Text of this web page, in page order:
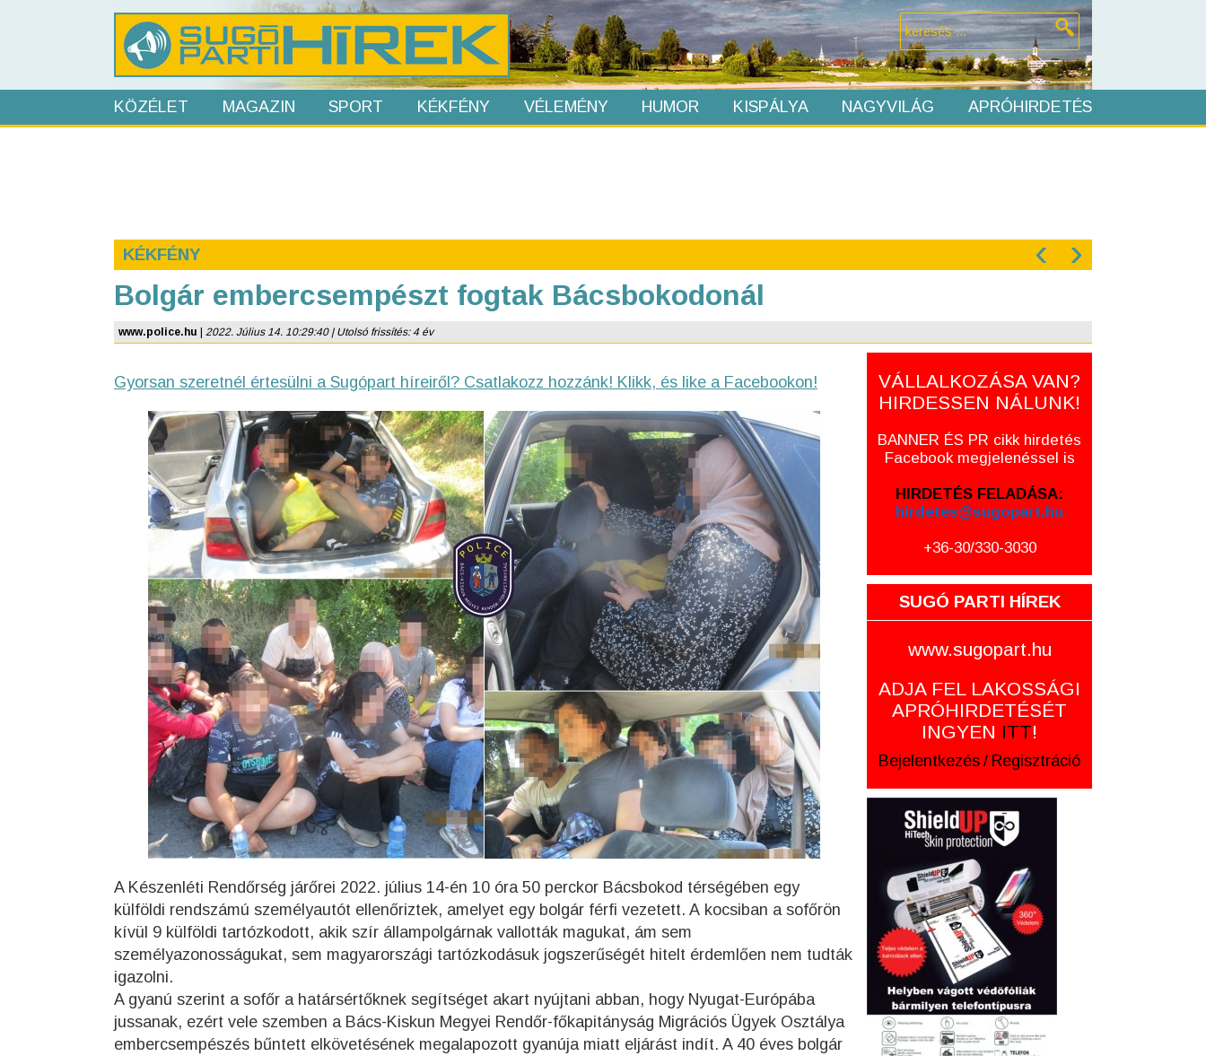
KÖZÉLET MAGAZIN SPORT KÉKFÉNY VÉLEMÉNY HUMOR KISPÁLYA NAGYVILÁG APRÓHIRDETÉS
KÉKFÉNY ‹ ›
Bolgár embercsempészt fogtak Bácsbokodonál
www.police.hu 2022. Július 14. 10:29:40 | Utolsó frissítés: 4 év
Gyorsan szeretnél értesülni a Sugópart híreiről? Csatlakozz hozzánk! Klikk, és like a Facebookon!
A Készenléti Rendőrség járőrei 2022. július 14-én 10 óra 50 perckor Bácsbokod térségében egy
külföldi rendszámú személyautót ellenőriztek, amelyet egy bolgár férfi vezetett. A kocsiban a sofőrön
kívül 9 külföldi tartózkodott, akik szír állampolgárnak vallották magukat, ám sem
személyazonosságukat, sem magyarországi tartózkodásuk jogszerűségét hitelt érdemlően nem tudták
igazolni.
A gyanú szerint a sofőr a határsértőknek segítséget akart nyújtani abban, hogy Nyugat-Európába
jussanak, ezért vele szemben a Bács-Kiskun Megyei Rendőr-főkapitányság Migrációs Ügyek Osztálya
embercsempészés bűntett elkövetésének megalapozott gyanúja miatt eljárást indít. A 40 éves bolgár
VÁLLALKOZÁSA VAN?
HIRDESSEN NÁLUNK!
BANNER ÉS PR cikk hirdetés
Facebook megjelenéssel is
HIRDETÉS FELADÁSA:
hirdetes@sugopart.hu
+36-30/330-3030
SUGÓ PARTI HÍREK
www.sugopart.hu
ADJA FEL LAKOSSÁGI
APRÓHIRDETÉSÉT
INGYEN ITT!
Bejelentkezés / Regisztráció